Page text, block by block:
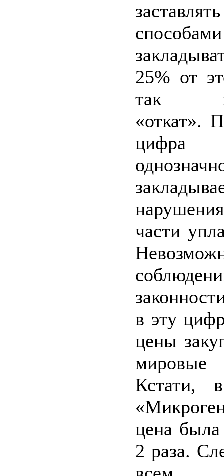
способами
25% от
так
«откат».
части
в эту
цены
мировые
Кстати,
цена
2 раза.